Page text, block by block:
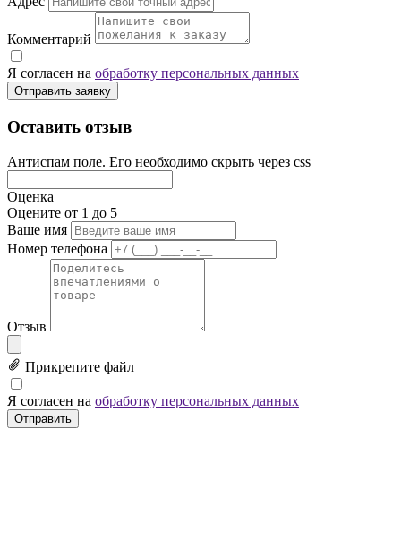
Комментарий
Я согласен на обработку персональных данных
Отправить заявку
Оставить отзыв
Антиспам поле. Его необходимо скрыть через css
Оценка
Оцените от 1 до 5
Ваше имя
Номер телефона
Отзыв
Прикрепите файл
Я согласен на обработку персональных данных